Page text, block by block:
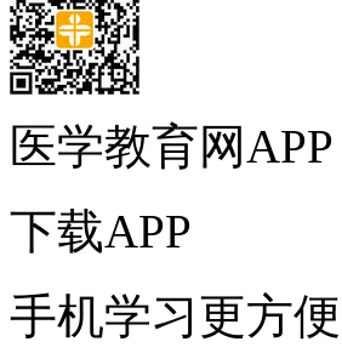
医学教育网APP
下载APP
手机学习更方便